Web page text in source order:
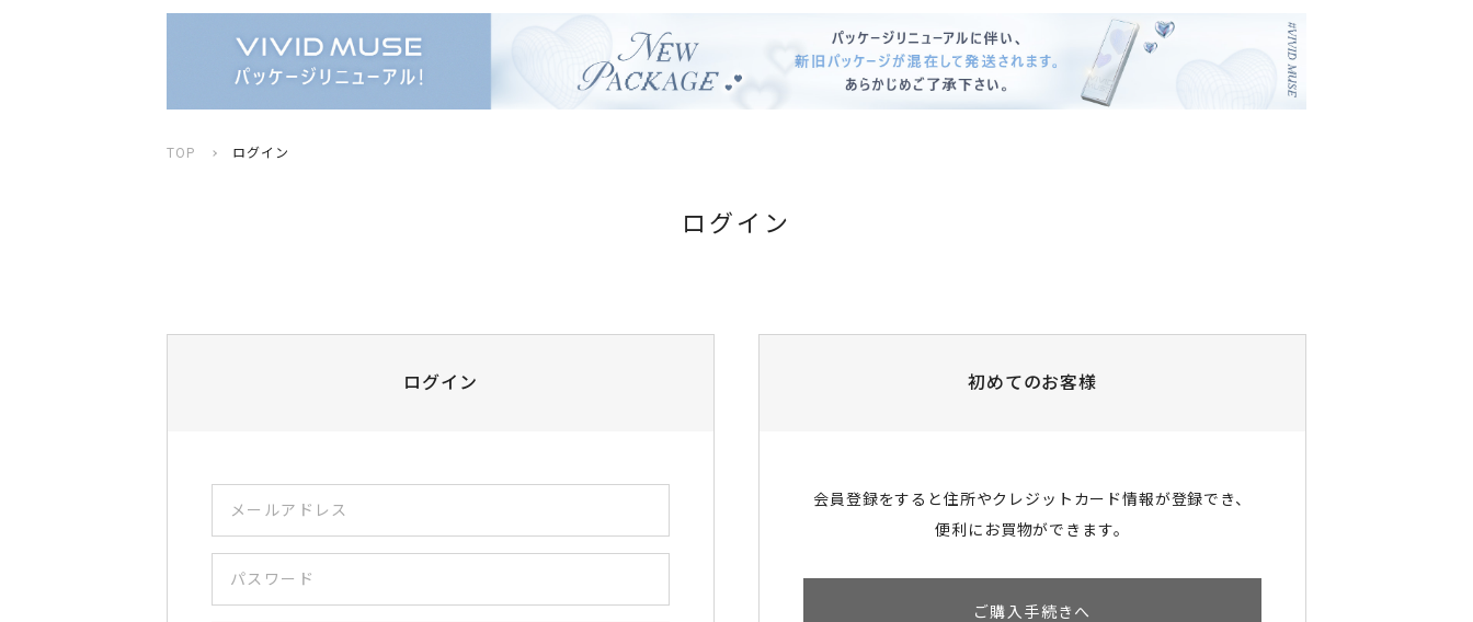
TOP ログイン
ログイン
ログイン 初めてのお客様
会員登録をすると住所やクレジットカード情報が登録でき、
便利にお買物ができます。
ご購入手続きへ